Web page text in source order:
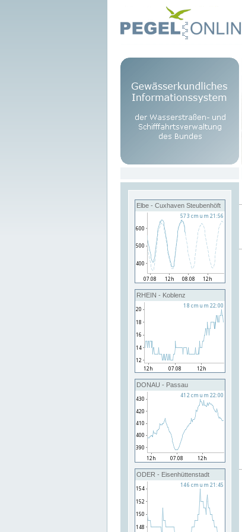
Elbe - Cuxhaven Steubenhöft
RHEIN - Koblenz
DONAU - Passau
ODER - Eisenhüttenstadt